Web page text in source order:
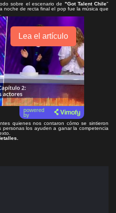
sobre el escenario de "Got Talent Chile"
noche de recta final el pop fue la música que
Lea el artículo
powered
by
quienes nos contaron cómo se sintieron
los ayuden a ganar la competencia